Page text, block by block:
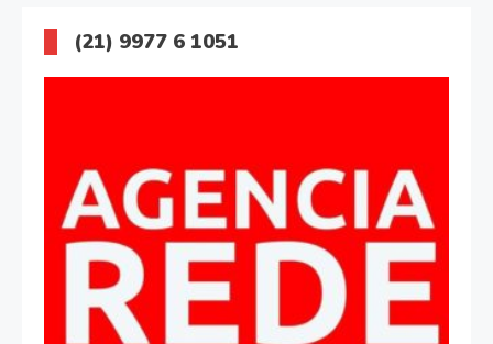
(21) 9977 6 1051